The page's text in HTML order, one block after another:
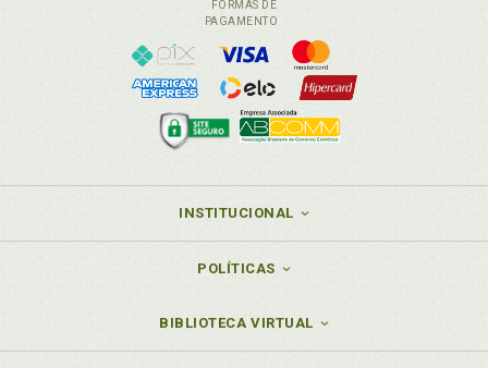
FORMAS DE
PAGAMENTO
INSTITUCIONAL
POLÍTICAS
BIBLIOTECA VIRTUAL